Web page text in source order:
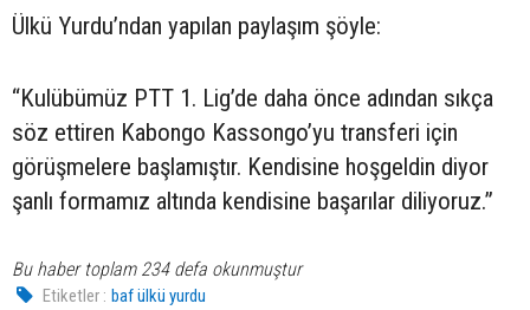
Ülkü Yurdu’ndan yapılan paylaşım şöyle:
“Kulübümüz PTT 1. Lig’de daha önce adından sıkça
söz ettiren Kabongo Kassongo’yu transferi için
görüşmelere başlamıştır. Kendisine hoşgeldin diyor
şanlı formamız altında kendisine başarılar diliyoruz.”
Bu haber toplam 234 defa okunmuştur
Etiketler : baf ülkü yurdu